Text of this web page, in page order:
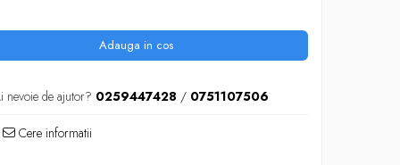
Adauga in cos
nevoie de ajutor? 0259447428 / 0751107506
Cere informatii